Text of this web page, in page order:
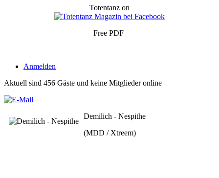
Totentanz on
Free PDF
Anmelden
Aktuell sind 456 Gäste und keine Mitglieder online
Demilich - Nespithe
(MDD / Xtreem)